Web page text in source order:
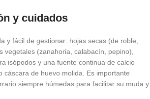
y cuidados
y fácil de gestionar: hojas secas (de roble,
vegetales (zanahoria, calabacín, pepino),
isópodos y una fuente continua de calcio
cáscara de huevo molida. Es importante
siempre húmedas para facilitar su muda y